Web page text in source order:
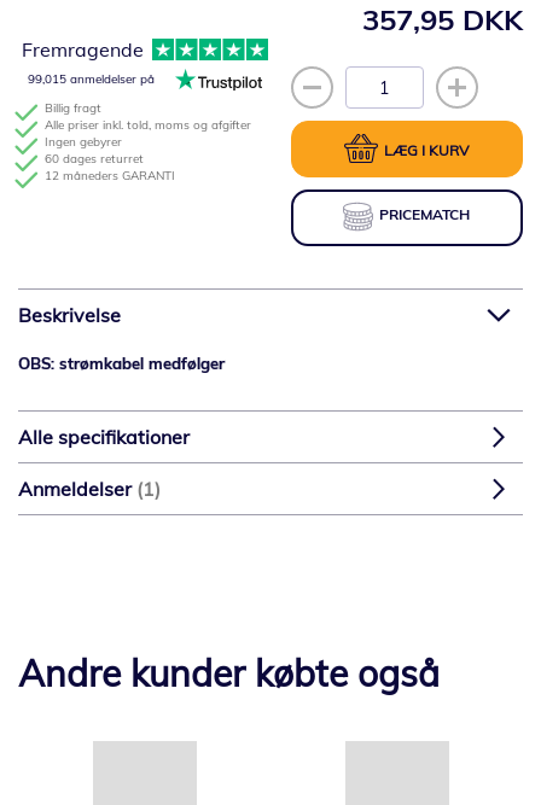
357,95 DKK
LÆG I KURV
PRICEMATCH
Billig fragt
Alle priser inkl. told, moms og afgifter
Ingen gebyrer
60 dages returret
12 måneders GARANTI
Fremragende
99,015 anmeldelser på
Beskrivelse
OBS: strømkabel medfølger
Alle specifikationer
Anmeldelser 1
Andre kunder købte også